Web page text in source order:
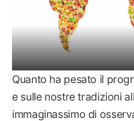
Quanto ha pesato il
e sulle nostre tradizioni
immaginassimo di